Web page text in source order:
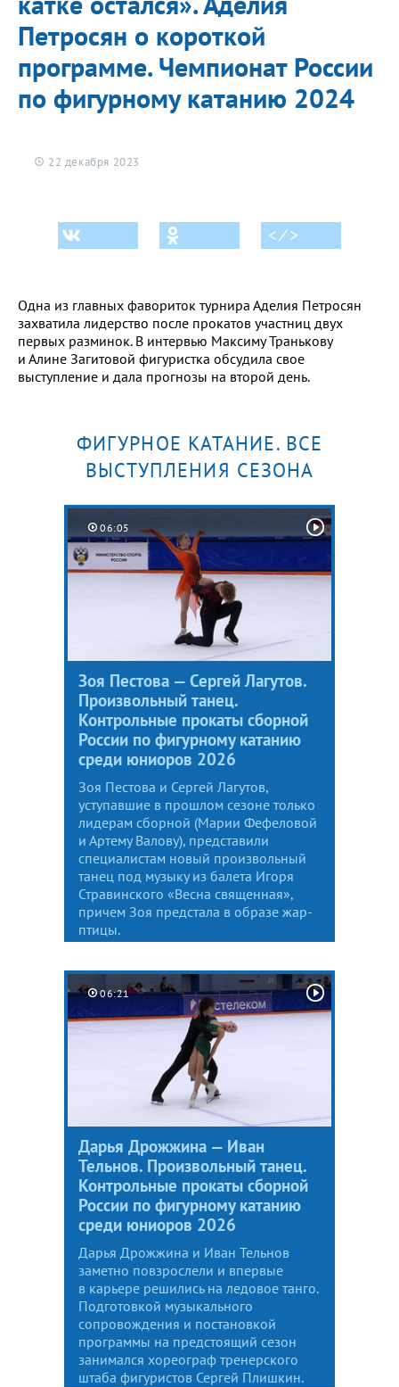
Петросян о короткой
программе. Чемпионат России
по фигурному катанию 2024
22 декабря 2023
< ⁄ >
Одна из главных фавориток турнира Аделия Петросян
захватила лидерство после прокатов участниц двух
первых разминок. В интервью Максиму Транькову
и Алине Загитовой фигуристка обсудила свое
выступление и дала прогнозы на второй день.
ФИГУРНОЕ КАТАНИЕ. ВСЕ
ВЫСТУПЛЕНИЯ СЕЗОНА
06:05
Зоя Пестова — Сергей Лагутов.
Произвольный танец.
Контрольные прокаты сборной
России по фигурному катанию
среди юниоров 2026
Зоя Пестова и Сергей Лагутов,
уступавшие в прошлом сезоне только
лидерам сборной (Марии Фефеловой
и Артему Валову), представили
специалистам новый произвольный
танец под музыку из балета Игоря
Стравинского «Весна священная»,
причем Зоя предстала в образе жар-
птицы.
06:21
Дарья Дрожжина — Иван
Тельнов. Произвольный танец.
Контрольные прокаты сборной
России по фигурному катанию
среди юниоров 2026
Дарья Дрожжина и Иван Тельнов
заметно повзрослели и впервые
в карьере решились на ледовое танго.
Подготовкой музыкального
сопровождения и постановкой
программы на предстоящий сезон
занимался хореограф тренерского
штаба фигуристов Сергей Плишкин.